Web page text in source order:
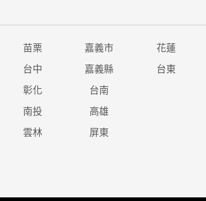
苗栗 嘉義市 花蓮
台中 嘉義縣 台東
彰化 台南
南投 高雄
雲林 屏東